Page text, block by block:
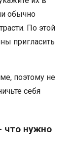
обычно
По этой
пригласить
поэтому не
себя
что нужно